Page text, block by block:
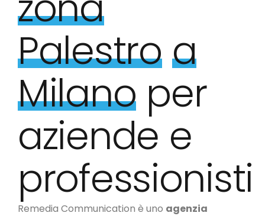
Palestroa
Milano per
aziende e
professionisti
Remedia Communication è uno agenzia